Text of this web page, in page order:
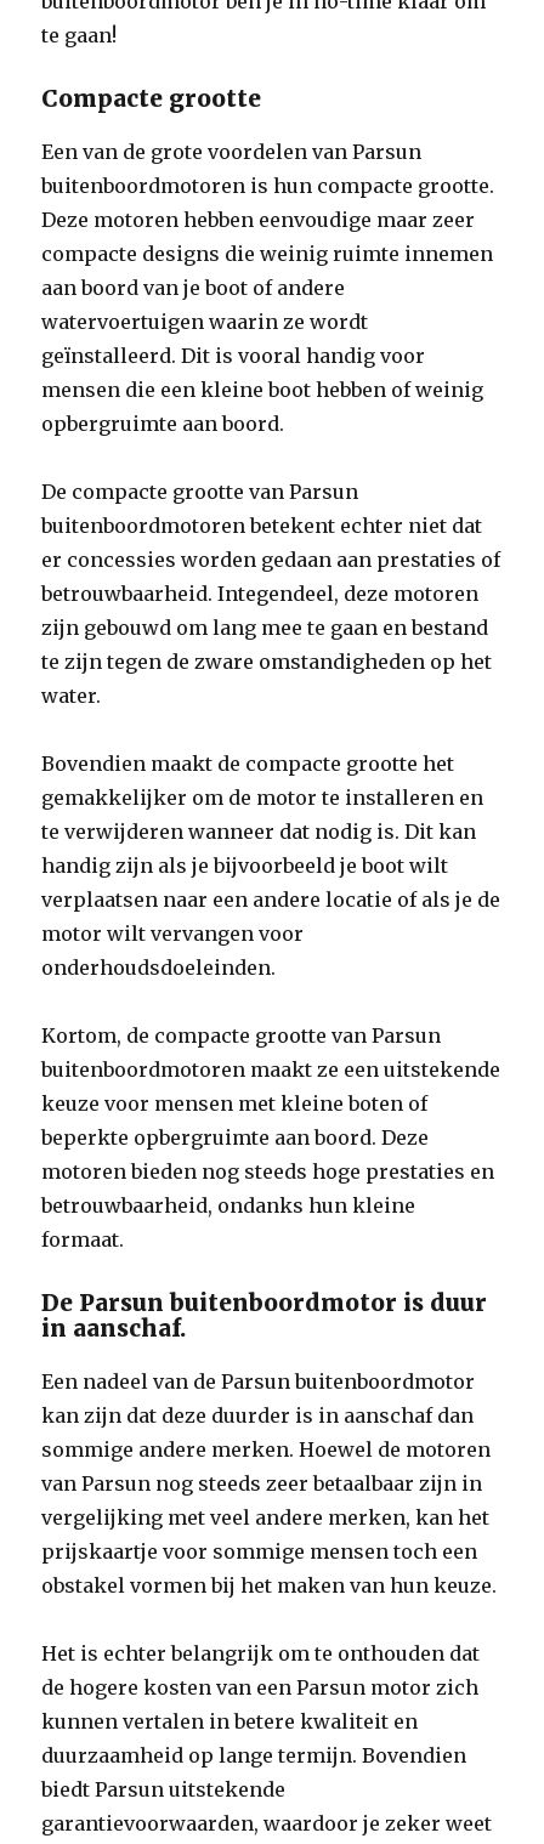
te gaan!
Compacte grootte
Een van de grote voordelen van Parsun
buitenboordmotoren is hun compacte grootte.
Deze motoren hebben eenvoudige maar zeer
compacte designs die weinig ruimte innemen
aan boord van je boot of andere
watervoertuigen waarin ze wordt
geïnstalleerd. Dit is vooral handig voor
mensen die een kleine boot hebben of weinig
opbergruimte aan boord.
De compacte grootte van Parsun
buitenboordmotoren betekent echter niet dat
er concessies worden gedaan aan prestaties of
betrouwbaarheid. Integendeel, deze motoren
zijn gebouwd om lang mee te gaan en bestand
te zijn tegen de zware omstandigheden op het
water.
Bovendien maakt de compacte grootte het
gemakkelijker om de motor te installeren en
te verwijderen wanneer dat nodig is. Dit kan
handig zijn als je bijvoorbeeld je boot wilt
verplaatsen naar een andere locatie of als je de
motor wilt vervangen voor
onderhoudsdoeleinden.
Kortom, de compacte grootte van Parsun
buitenboordmotoren maakt ze een uitstekende
keuze voor mensen met kleine boten of
beperkte opbergruimte aan boord. Deze
motoren bieden nog steeds hoge prestaties en
betrouwbaarheid, ondanks hun kleine
formaat.
De Parsun buitenboordmotor is duur
in aanschaf.
Een nadeel van de Parsun buitenboordmotor
kan zijn dat deze duurder is in aanschaf dan
sommige andere merken. Hoewel de motoren
van Parsun nog steeds zeer betaalbaar zijn in
vergelijking met veel andere merken, kan het
prijskaartje voor sommige mensen toch een
obstakel vormen bij het maken van hun keuze.
Het is echter belangrijk om te onthouden dat
de hogere kosten van een Parsun motor zich
kunnen vertalen in betere kwaliteit en
duurzaamheid op lange termijn. Bovendien
biedt Parsun uitstekende
garantievoorwaarden, waardoor je zeker weet